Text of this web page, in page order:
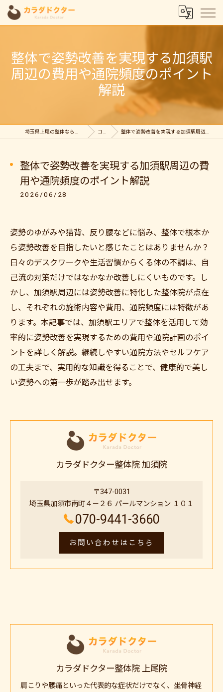
整体で姿勢改善を実現する加須駅
周辺の費用や通院頻度のポイント
解説
コラム 整体で姿勢改善を実現する加須駅周辺の費用や通院頻度のポイント解説
整体で姿勢改善を実現する加須駅周辺の費
用や通院頻度のポイント解説
2026/06/28
姿勢のゆがみや猫背、反り腰などに悩み、整体で根本か
ら姿勢改善を目指したいと感じたことはありませんか？
日々のデスクワークや生活習慣からくる体の不調は、自
己流の対策だけではなかなか改善しにくいものです。し
かし、加須駅周辺には姿勢改善に特化した整体院が点在
し、それぞれの施術内容や費用、通院頻度には特徴があ
ります。本記事では、加須駅エリアで整体を活用して効
率的に姿勢改善を実現するための費用や通院計画のポイ
ントを詳しく解説。継続しやすい通院方法やセルフケア
の工夫まで、実用的な知識を得ることで、健康的で美し
い姿勢への第一歩が踏み出せます。
カラダドクター整体院 加須院
〒347-0031
埼玉県加須市南町４－２６ パールマンション １０１
070-9441-3660
お問い合わせはこちら
カラダドクター整体院 上尾院
肩こりや腰痛といった代表的な症状だけでなく、坐骨神経